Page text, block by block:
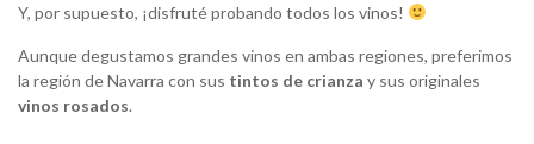
Y, por supuesto, ¡disfruté probando todos los vinos!
Aunque degustamos grandes vinos en ambas regiones, preferimos
la región de Navarra con sus tintos de crianza y sus originales
vinos rosados.